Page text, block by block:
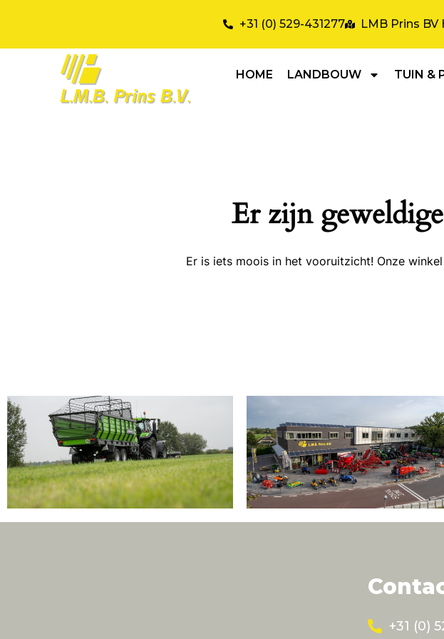
+31 (0) 529-431277 LMB Prins BV
HOME LANDBOUW TUIN &
Er zijn
Er is iets moois in het vooruitzicht! Onze
+31 (0)